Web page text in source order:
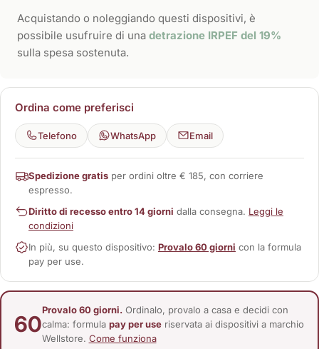
Acquistando o noleggiando questi dispositivi, è
possibile usufruire di una detrazione IRPEF del 19%
sulla spesa sostenuta.
Ordina come preferisci
Telefono WhatsApp Email
Spedizione gratis per ordini oltre € 185, con corriere
espresso.
Diritto di recesso entro 14 giorni dalla consegna. Leggi le
condizioni
In più, su questo dispositivo: Provalo 60 giorni con la formula
pay per use.
60
Provalo 60 giorni.Ordinalo, provalo a casa e decidi con
calma: formula pay per useriservata ai dispositivi a marchio
Wellstore. Come funziona